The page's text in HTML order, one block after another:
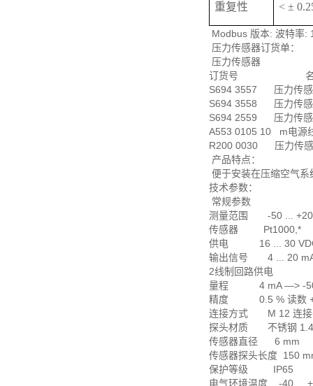
重复性 < ±
Modbus 版本: 波特率:
压力传感器订货单：
压力传感器
订货号 名
S694 3557 压力传感
S694 3558 压力传感
S694 2559 压力传感
A553 0105 10 m电源
R200 0030 压力传感
产品特点：
便于安装在压缩空气
技术参数：
常规参数
测量范围 -50 ...
传感器 Pt1000,*
供电 16 ... 30
输出信号 4 ... 20
2线制回路供电
量程 4 mA —> -50
精度 0.5 % 读数 +
连接方式 M 12 连接
探头材质 不锈钢
传感器直径 6 mm
传感器探头长度 150
保护等级 IP65
电气环境温度 -40 ...